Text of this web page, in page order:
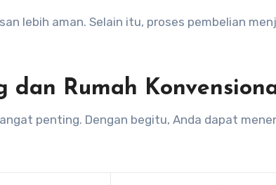
lebih aman. Selain itu, proses pembelian
dan Rumah
penting. Dengan begitu, Anda dapat